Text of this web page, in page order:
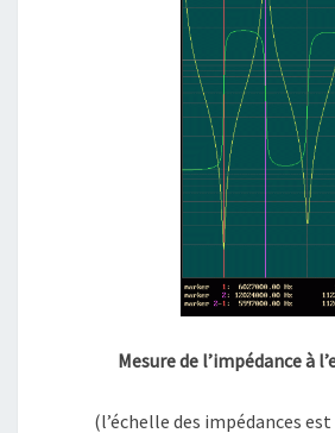
Mesure de l’impédance à
(l’échelle des impédances